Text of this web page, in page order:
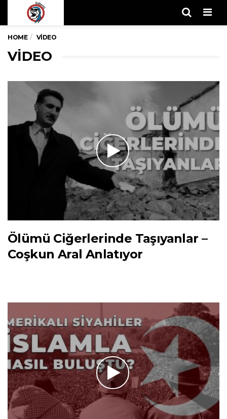
HOME VIDEO
VIDEO
Ölümü Ciğerlerinde Taşıyanlar –
Coşkun Aral Anlatıyor